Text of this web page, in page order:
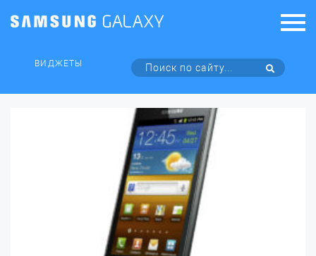
ВИДЖЕТЫ